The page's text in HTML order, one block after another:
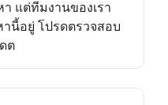
แต่ทีมงานของเรา
นี้อยู่ โปรดตรวจสอบ
ต